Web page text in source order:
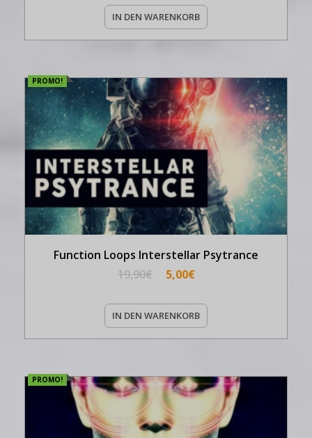
IN DEN WARENKORB
PROMO!
Function Loops Interstellar Psytrance
19,90€ 5,00€
IN DEN WARENKORB
PROMO!